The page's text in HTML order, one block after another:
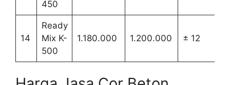
450
14
Ready
Mix K-
500
1.180.000 1.200.000 ± 12